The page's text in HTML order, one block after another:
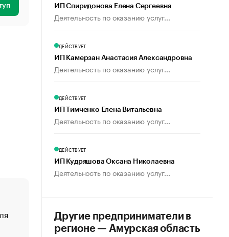
«От спорта тело стареет иначе». Как живет глава
создавшей GTA
ИП Спиридонова Елена Сергеевна
Деятельность по оказанию услуг...
ДЕЙСТВУЕТ
ИП Камерзан Анастасия Александровна
Деятельность по оказанию услуг...
ДЕЙСТВУЕТ
ИП Тимченко Елена Витальевна
Деятельность по оказанию услуг...
ДЕЙСТВУЕТ
ИП Кудряшова Оксана Николаевна
Деятельность по оказанию услуг...
Другие предприниматели в
регионе — Амурская область